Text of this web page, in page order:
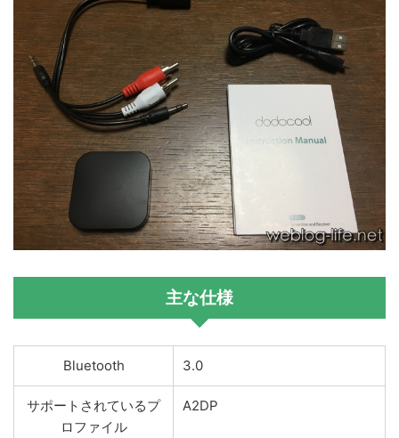
主な仕様
Bluetooth 3.0
サポートされているプ
ロファイル
A2DP